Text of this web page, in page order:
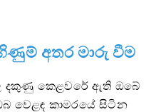
අතර මාරු වීම
දකුණු කෙළවරේ ඇති ඔබේ
වෙළඳ කාමරයේ සිටින